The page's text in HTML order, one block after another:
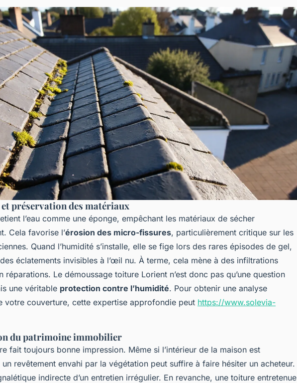
préservation des matériaux
l’eau comme une éponge, empêchant les matériaux de sécher
Cela favorise l’érosion des micro-fissures, particulièrement critique sur les
Quand l’humidité s’installe, elle se fige lors des rares épisodes de gel,
éclatements invisibles à l’œil nu. À terme, cela mène à des infiltrations
réparations. Le démoussage toiture Lorient n’est donc pas qu’une question
une véritable protection contre l’humidité. Pour obtenir une analyse
votre couverture, cette expertise approfondie peut https://www.solevia-
du patrimoine immobilier
fait toujours bonne impression. Même si l’intérieur de la maison est
revêtement envahi par la végétation peut suffire à faire hésiter un acheteur.
indirecte d’un entretien irrégulier. En revanche, une toiture entretenue